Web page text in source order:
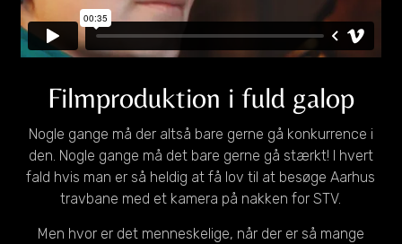
Filmproduktion i fuld galop
Nogle gange må der altså bare gerne gå konkurrence i
den. Nogle gange må det bare gerne gå stærkt! I hvert
fald hvis man er så heldig at få lov til at besøge Aarhus
travbane med et kamera på nakken for STV.
Men hvor er det menneskelige, når der er så mange